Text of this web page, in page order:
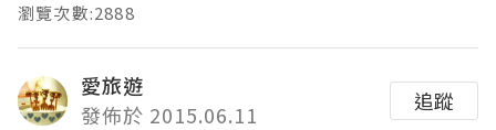
瀏覽次數:2888
愛旅遊
發佈於 2015.06.11
追蹤